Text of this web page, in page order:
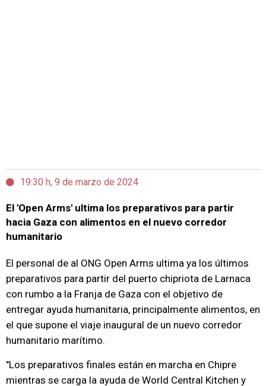
19:30 h, 9 de marzo de 2024
El 'Open Arms' ultima los preparativos para partir
hacia Gaza con alimentos en el nuevo corredor
humanitario
El personal de al ONG Open Arms ultima ya los últimos
preparativos para partir del puerto chipriota de Larnaca
con rumbo a la Franja de Gaza con el objetivo de
entregar ayuda humanitaria, principalmente alimentos, en
el que supone el viaje inaugural de un nuevo corredor
humanitario marítimo.
"Los preparativos finales están en marcha en Chipre
mientras se carga la ayuda de World Central Kitchen y